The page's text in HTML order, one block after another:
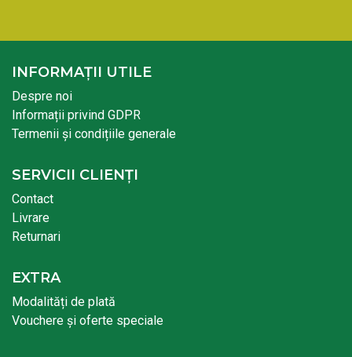
INFORMAȚII UTILE
Despre noi
Informații privind GDPR
Termenii și condițiile generale
SERVICII CLIENȚI
Contact
Livrare
Returnari
EXTRA
Modalități de plată
Vouchere și oferte speciale